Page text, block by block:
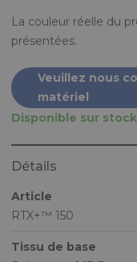
La couleur réelle du
présentées.
Veuillez nous
matériel
Disponible sur
Détails
Article
RTX+™ 150
Tissu de base